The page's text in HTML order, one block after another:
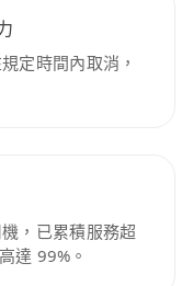
定時間內取消，
，已累積服務超
達 99%。